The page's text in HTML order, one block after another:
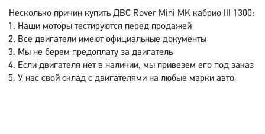
Несколько причин купить ДВС Rover Mini MK кабрио III 1300:
Наши моторы тестируются перед продажей
Все двигатели имеют официальные документы
Мы не берем предоплату за двигатель
Если двигателя нет в наличии, мы привезем его под заказ
У нас свой склад с двигателями на любые марки авто